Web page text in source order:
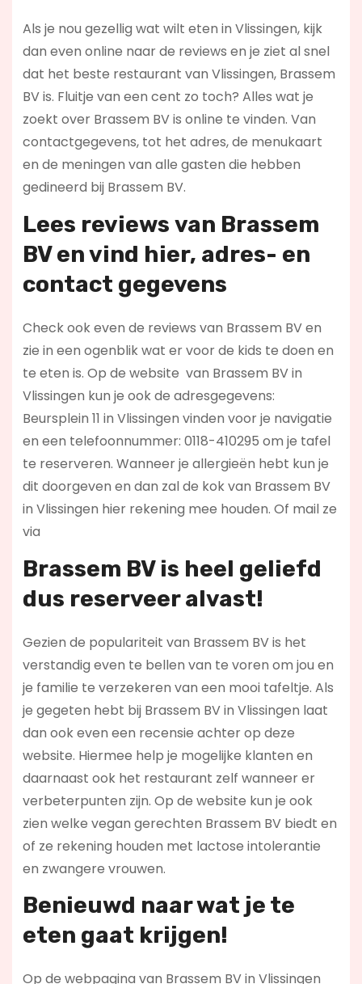
Als je nou gezellig wat wilt eten in Vlissingen, kijk
dan even online naar de reviews en je ziet al snel
dat het beste restaurant van Vlissingen, Brassem
BV is. Fluitje van een cent zo toch? Alles wat je
zoekt over Brassem BV is online te vinden. Van
contactgegevens, tot het adres, de menukaart
en de meningen van alle gasten die hebben
gedineerd bij Brassem BV.
Lees reviews van Brassem
BV en vind hier, adres- en
contact gegevens
Check ook even de reviews van Brassem BV en
zie in een ogenblik wat er voor de kids te doen en
te eten is. Op de website van Brassem BV in
Vlissingen kun je ook de adresgegevens:
Beursplein 11 in Vlissingen vinden voor je navigatie
en een telefoonnummer: 0118-410295 om je tafel
te reserveren. Wanneer je allergieën hebt kun je
dit doorgeven en dan zal de kok van Brassem BV
in Vlissingen hier rekening mee houden. Of mail ze
via
Brassem BV is heel geliefd
dus reserveer alvast!
Gezien de populariteit van Brassem BV is het
verstandig even te bellen van te voren om jou en
je familie te verzekeren van een mooi tafeltje. Als
je gegeten hebt bij Brassem BV in Vlissingen laat
dan ook even een recensie achter op deze
website. Hiermee help je mogelijke klanten en
daarnaast ook het restaurant zelf wanneer er
verbeterpunten zijn. Op de website kun je ook
zien welke vegan gerechten Brassem BV biedt en
of ze rekening houden met lactose intolerantie
en zwangere vrouwen.
Benieuwd naar wat je te
eten gaat krijgen!
Op de webpagina van Brassem BV in Vlissingen